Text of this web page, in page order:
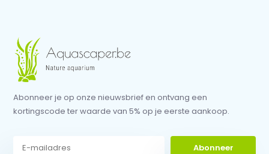
Abonneer je op onze nieuwsbrief en ontvang een
kortingscode ter waarde van 5% op je eerste aankoop.
Abonneer